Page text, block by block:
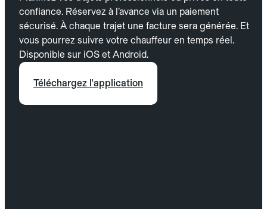
confiance. Réservez à l’avance via un paiement
sécurisé. À chaque trajet une facture sera générée. Et
vous pourrez suivre votre chauffeur en temps réel.
Disponible sur iOS et Android.
Téléchargez l'application